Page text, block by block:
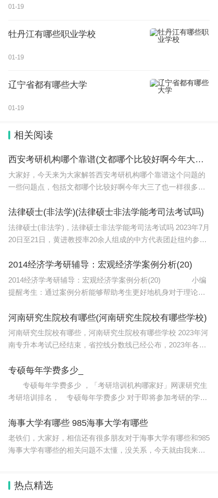
01-19
牡丹江有哪些职业学校
01-19
辽宁省都有哪些大学
01-19
相关阅读
西安考研机构哪个靠谱(文都哪个比较好啊今年大三了)
大家好，今天来为大家解答西安考研机构哪个靠谱这个问题的
一些问题点，包括文都哪个比较好啊今年大三了也一样很多人
起来看看吧！如果解决了您的问题，还望您关注下本
法律硕士(非法学)(法律硕士非法学能考司法考试吗)
法律硕士(非法学)，法律硕士非法学能考司法考试吗 2023年7月
20日至21日，黄进教授率20余人组成的中方代表团赴纽约参加
主办的第28届世界法律大会（World Law
2014经济学考研辅导：宏观经济学案例分析(20)
2014经济学考研辅导：宏观经济学案例分析(20) 小编
提醒考生：通过案例分析能够帮助考生更好地机身对于理论知
看一些现实案例，通过案例分析来巩固知识。下
河南研究生院校有哪些(河南研究生院校有哪些学校)
河南研究生院校有哪些，河南研究生院校有哪些学校 2023年河
南专升本考试已经结束，省控线分数线已经公布，2023年各院
演专业吧!希望对河南地区的同学们能有所帮
专硕每年学费多少_
专硕每年学费多少 ，「考研培训机构哪家好」网课研究生
考研培训排名， 专硕每年学费多少 对于即将参加考研的学生
优良的资料也是一个重要的问题。 专硕
海事大学有哪些 985海事大学有哪些
老铁们，大家好，相信还有很多朋友对于海事大学有哪些和985
海事大学有哪些的相关问题不太懂，没关系，今天就由我来为
热点精选